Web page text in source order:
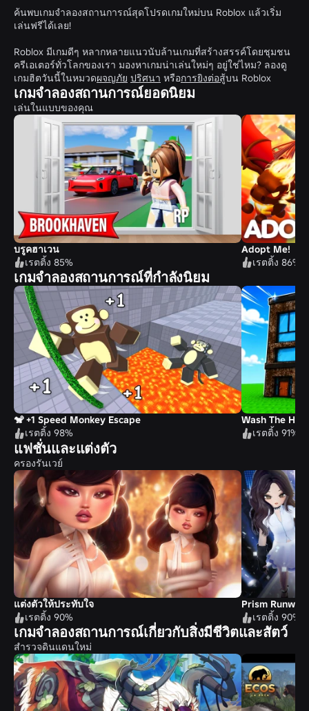
ค้นพบเกมจำลองสถานการณ์สุดโปรดเกมใหม่บน Roblox แล้วเริ่ม
เล่นฟรีได้เลย!
Roblox มีเกมดีๆ หลากหลายแนวนับล้านเกมที่สร้างสรรค์โดยชุมชน
ครีเอเตอร์ทั่วโลกของเรา มองหาเกมน่าเล่นใหม่ๆ อยู่ใช่ไหม? ลองดู
เกมฮิตวันนี้ในหมวดผจญภัย ปริศนา หรือการยิงต่อสู้บน Roblox
เกมจำลองสถานการณ์ยอดนิยม
เล่นในแบบของคุณ
บรูคฮาเวน
เรตติ้ง 85%
Adopt Me!
เรตติ้ง 86%
เกมจำลองสถานการณ์ที่กำลังนิยม
🐒 +1 Speed Monkey Escape
เรตติ้ง 98%
Wash The
เรตติ้ง 91%
แฟชั่นและแต่งตัว
ครองรันเวย์
แต่งตัวให้ประทับใจ
เรตติ้ง 90%
Prism Runway
เรตติ้ง 90%
เกมจำลองสถานการณ์เกี่ยวกับสิ่งมีชีวิตและสัตว์
สำรวจดินแดนใหม่